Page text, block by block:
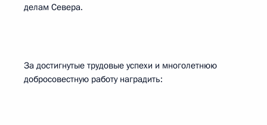
делам Севера.
За достигнутые трудовые успехи и многолетнюю
добросовестную работу наградить: